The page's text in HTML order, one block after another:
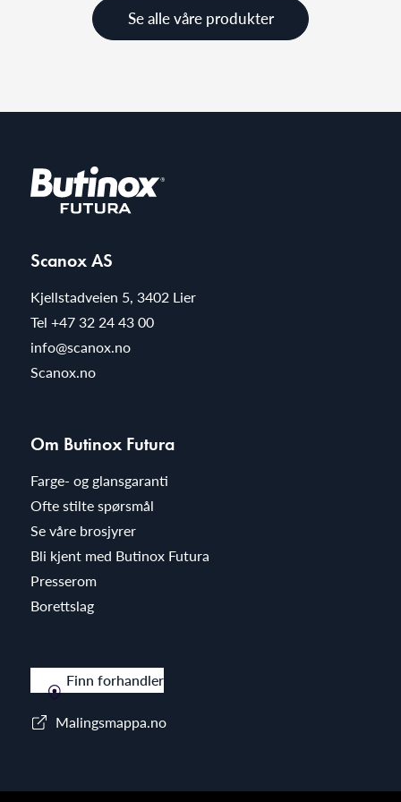
Se alle våre produkter
Scanox AS
Kjellstadveien 5, 3402 Lier
Tel +47 32 24 43 00
info@scanox.no
Scanox.no
Om Butinox Futura
Farge- og glansgaranti
Ofte stilte spørsmål
Se våre brosjyrer
Bli kjent med Butinox Futura
Presserom
Borettslag
Finn forhandler
Malingsmappa.no